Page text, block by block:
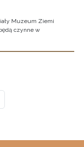
Muzeum Ziemi
czynne w
strona